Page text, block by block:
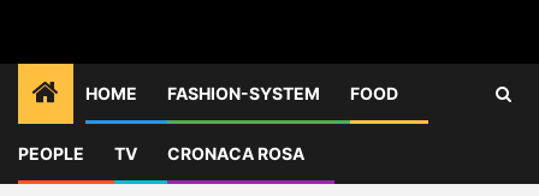
HOME FASHION-SYSTEM FOOD
PEOPLE TV CRONACA ROSA
Home Blog Sanremo 2026